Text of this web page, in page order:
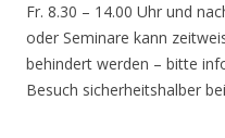
Fr. 8.30 – 14.00 Uhr und
oder Seminare kann
behindert werden – bitte
Besuch sicherheitshalber